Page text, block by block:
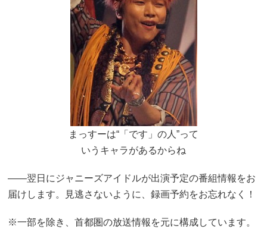
まっすーは“「です」の人”って
いうキャラがあるからね
――翌日にジャニーズアイドルが出演予定の番組情報をお
届けします。見逃さないように、録画予約をお忘れなく！
※一部を除き、首都圏の放送情報を元に構成しています。